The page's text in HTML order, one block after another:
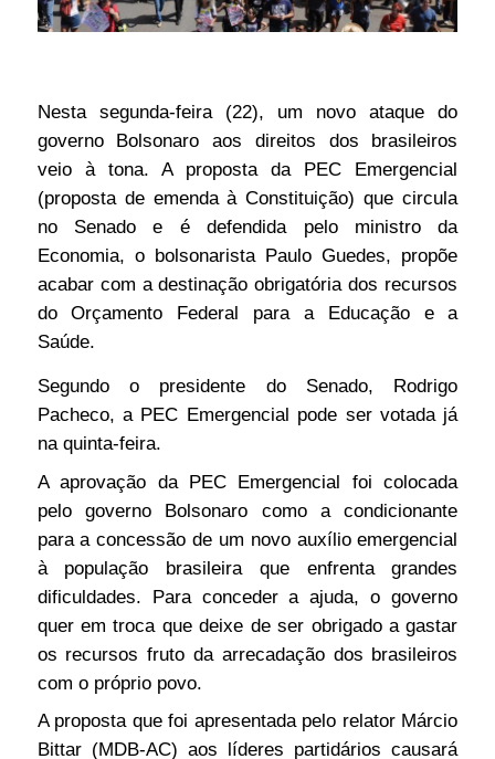
Nesta segunda-feira (22), um novo ataque do
governo Bolsonaro aos direitos dos brasileiros
veio à tona. A proposta da PEC Emergencial
(proposta de emenda à Constituição) que circula
no Senado e é defendida pelo ministro da
Economia, o bolsonarista Paulo Guedes, propõe
acabar com a destinação obrigatória dos recursos
do Orçamento Federal para a Educação e a
Saúde.
Segundo o presidente do Senado, Rodrigo
Pacheco, a PEC Emergencial pode ser votada já
na quinta-feira.
A aprovação da PEC Emergencial foi colocada
pelo governo Bolsonaro como a condicionante
para a concessão de um novo auxílio emergencial
à população brasileira que enfrenta grandes
dificuldades. Para conceder a ajuda, o governo
quer em troca que deixe de ser obrigado a gastar
os recursos fruto da arrecadação dos brasileiros
com o próprio povo.
A proposta que foi apresentada pelo relator Márcio
Bittar (MDB-AC) aos líderes partidários causará